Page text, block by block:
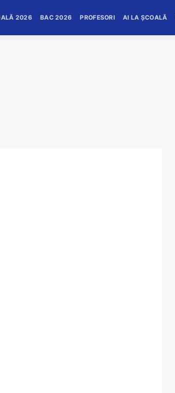
2026 BAC 2026 PROFESORI AI LA ȘCOALĂ